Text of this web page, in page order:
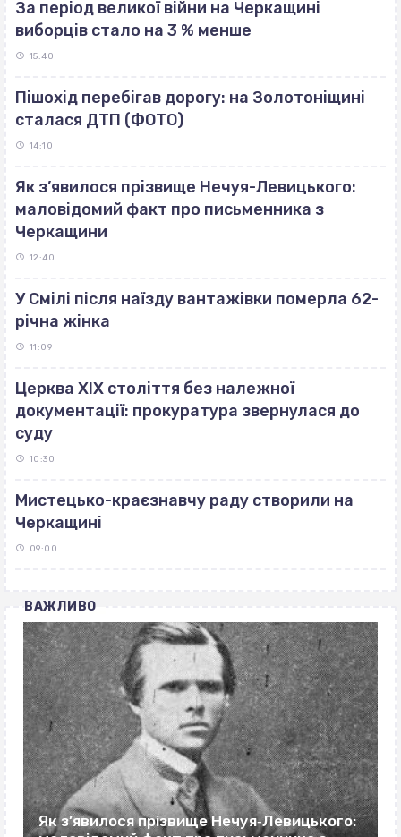
За період великої війни на Черкащині
виборців стало на 3 % менше
15:40
Пішохід перебігав дорогу: на Золотоніщині
сталася ДТП (ФОТО)
14:10
Як з’явилося прізвище Нечуя-Левицького:
маловідомий факт про письменника з
Черкащини
12:40
У Смілі після наїзду вантажівки померла 62-
річна жінка
11:09
Церква ХІХ століття без належної
документації: прокуратура звернулася до
суду
10:30
Мистецько-краєзнавчу раду створили на
Черкащині
09:00
ВАЖЛИВО
Як з’явилося прізвище Нечуя‐Левицького: